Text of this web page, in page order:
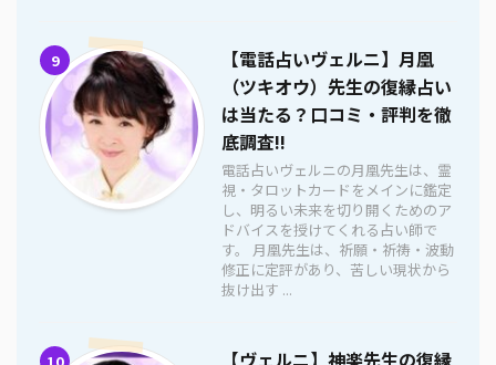
9
【電話占いヴェルニ】月凰
（ツキオウ）先生の復縁占い
は当たる？口コミ・評判を徹
底調査!!
電話占いヴェルニの月凰先生は、霊
視・タロットカードをメインに鑑定
し、明るい未来を切り開くためのア
ドバイスを授けてくれる占い師で
す。 月凰先生は、祈願・祈祷・波動
修正に定評があり、苦しい現状から
抜け出す ...
【ヴェルニ】神楽先生の復縁